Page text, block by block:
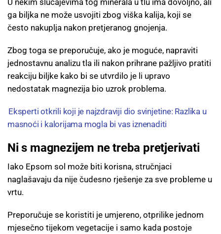
ga biljka ne može usvojiti zbog viška kalija, koji se
često nakuplja nakon pretjeranog gnojenja.
Zbog toga se preporučuje, ako je moguće, napraviti
jednostavnu analizu tla ili nakon prihrane pažljivo pratiti
reakciju biljke kako bi se utvrdilo je li upravo
nedostatak magnezija bio uzrok problema.
Eksperti otkrili koji je najzdraviji dio svinjetine: Razlika u
masnoći i kalorijama mogla bi vas iznenaditi
Ni s magnezijem ne treba pretjerivati
Iako Epsom sol može biti korisna, stručnjaci
naglašavaju da nije čudesno rješenje za sve probleme u
vrtu.
Preporučuje se koristiti je umjereno, otprilike jednom
mjesečno tijekom vegetacije i samo kada postoje